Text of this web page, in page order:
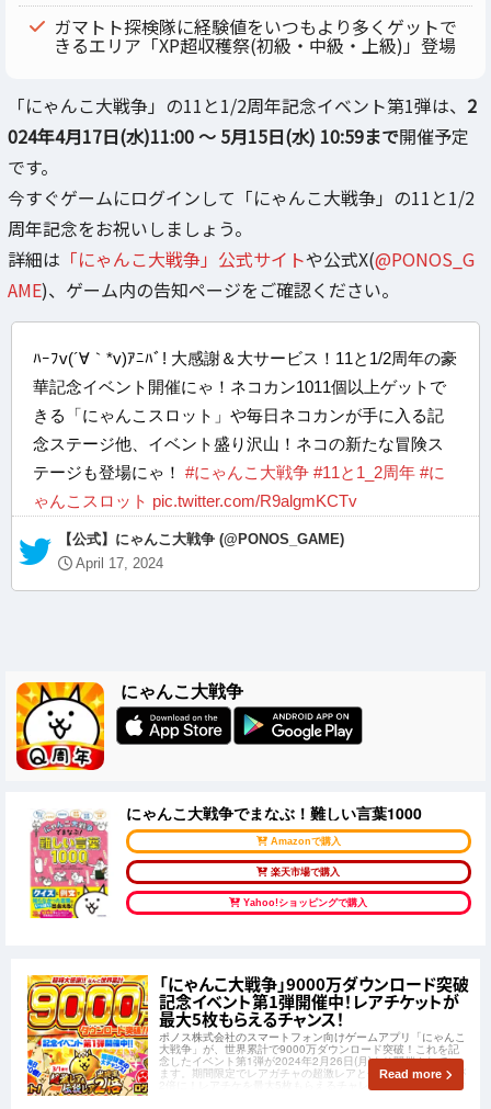
ガマトト探検隊に経験値をいつもより多くゲットで
きるエリア「XP超収穫祭(初級・中級・上級)」登場
「にゃんこ大戦争」の11と1/2周年記念イベント第1弾は、 2
024年4月17日(水)11:00 ～ 5月15日(水) 10:59まで開催予定
です。
今すぐゲームにログインして「にゃんこ大戦争」の11と1/2
周年記念をお祝いしましょう。
詳細は 「にゃんこ大戦争」公式サイトや公式X(@PONOS_G
AME)、ゲーム内の告知ページをご確認ください。
ﾊｰﾌv(´∀｀*v)ｱﾆﾊﾞ! 大感謝＆大サービス！11と1/2周年の豪
華記念イベント開催にゃ！ネコカン1011個以上ゲットで
きる「にゃんこスロット」や毎日ネコカンが手に入る記
念ステージ他、イベント盛り沢山！ネコの新たな冒険ス
テージも登場にゃ！ #にゃんこ大戦争 #11と1_2周年 #に
ゃんこスロット pic.twitter.com/R9algmKCTv
— 【公式】にゃんこ大戦争 (@PONOS_GAME)
April 17, 2024
にゃんこ大戦争
にゃんこ大戦争でまなぶ！難しい言葉1000
Amazonで購入
楽天市場で購入
Yahoo!ショッピングで購入
「にゃんこ大戦争」9000万ダウンロード突破
記念イベント第1弾開催中！レアチケットが
最大5枚もらえるチャンス！
ポノス株式会社のスマートフォン向けゲームアプリ「にゃんこ
大戦争」が、世界累計で9000万ダウンロード突破！これを記
念したイベント第1弾が2024年2月26日(月)より開催されてい
ます。期間限定でレアガチャの超激レアと伝説レアの出現率が
2倍に！レアチケを最大5枚もらえるチャレンジも行われていま
Read more